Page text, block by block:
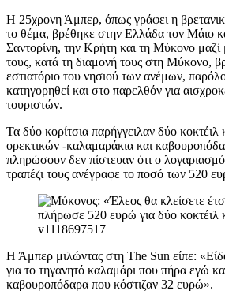
Η 25χρονη Άμπερ, όπως γράφει η
το θέμα, βρέθηκε στην Ελλάδα τον Μάιο
Σαντορίνη, την Κρήτη και τη Μύκονο μαζί
τους, κατά τη διαμονή τους στη Μύκονο,
εστιατόριο του νησιού των ανέμων,
κατηγορηθεί και στο παρελθόν για
τουριστών.
Τα δύο κορίτσια παρήγγειλαν δύο κοκτέιλ
ορεκτικών -καλαμαράκια και
πληρώσουν δεν πίστευαν ότι ο
τραπέζι τους ανέγραφε το ποσό των 520
Η Άμπερ μιλώντας στη The Sun είπε:
για το τηγανητό καλαμάρι που πήρα εγώ
καβουροπόδαρα που κόστιζαν 32 ευρώ».